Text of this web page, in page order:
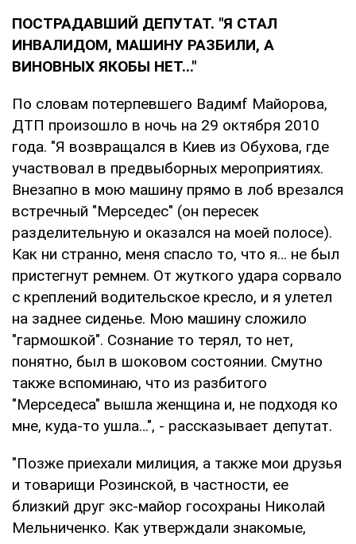
ПОСТРАДАВШИЙ ДЕПУТАТ. "Я СТАЛ
ИНВАЛИДОМ, МАШИНУ РАЗБИЛИ, А
ВИНОВНЫХ ЯКОБЫ НЕТ..."
По словам потерпевшего Вадимf Майорова,
ДТП произошло в ночь на 29 октября 2010
года. "Я возвращался в Киев из Обухова, где
участвовал в предвыборных мероприятиях.
Внезапно в мою машину прямо в лоб врезался
встречный "Мерседес" (он пересек
разделительную и оказался на моей полосе).
Как ни странно, меня спасло то, что я… не был
пристегнут ремнем. От жуткого удара сорвало
с креплений водительское кресло, и я улетел
на заднее сиденье. Мою машину сложило
"гармошкой". Сознание то терял, то нет,
понятно, был в шоковом состоянии. Смутно
также вспоминаю, что из разбитого
"Мерседеса" вышла женщина и, не подходя ко
мне, куда-то ушла…", - рассказывает депутат.
"Позже приехали милиция, а также мои друзья
и товарищи Розинской, в частности, ее
близкий друг экс-майор госохраны Николай
Мельниченко. Как утверждали знакомые,